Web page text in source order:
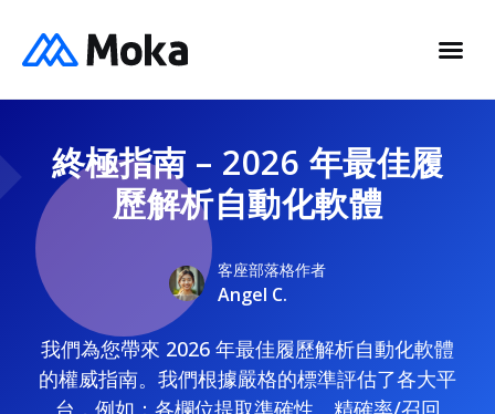
終極指南 – 2026 年最佳履
歷解析自動化軟體
客座部落格作者
Angel C.
我們為您帶來 2026 年最佳履歷解析自動化軟體
的權威指南。我們根據嚴格的標準評估了各大平
台，例如：各欄位提取準確性、精確率/召回